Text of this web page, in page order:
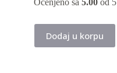
300,00 rsd.
Ocenjeno sa 5.00od 5
Dodaj u korpu